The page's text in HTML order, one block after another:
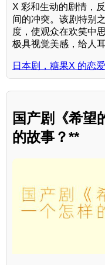
X 彩和生动的剧情，
间的冲突。该剧特别
度，使观众在欢笑中
极具视觉美感，给人
日本剧，糖果X 的恋
国产剧《希望
的故事？**